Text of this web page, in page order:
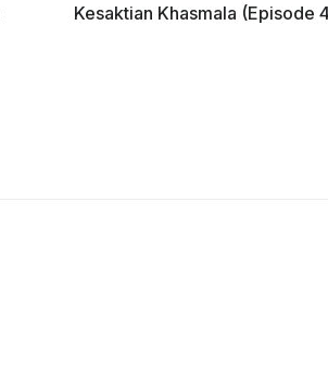
Kesaktian Khasmala (Episode